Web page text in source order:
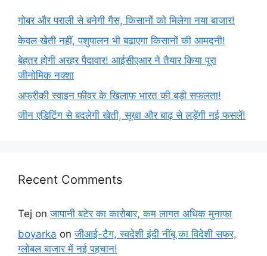
गोबर और पराली से बनेगी गैस, किसानों को मिलेगा नया बाजार!
केवल खेती नहीं, पशुपालन भी बढ़ाएगा किसानों की आमदनी!
बेहतर होगी अरहर पैदावार! आईसीएआर ने तैयार किया पूरा
जीनोमिक नक्शा
अफ्रीकी स्वाइन फीवर के खिलाफ भारत की बड़ी सफलता!
जीन एडिटिंग से बदलेगी खेती, सूखा और बाढ़ से लड़ेंगी नई फसलें!
Recent Comments
Tej onजापानी बटेर का कारोबार, कम लागत अधिक मुनाफा
boyarka onजीआई-टैग, स्वदेशी इंदी नींबू का विदेशी सफर,
ग्लोबल बाजार में नई पहचान!